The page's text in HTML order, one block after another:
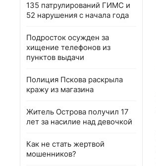
135 патрулирований ГИМС и
52 нарушения с начала года
Подросток осужден за
хищение телефонов из
пунктов выдачи
Полиция Пскова раскрыла
кражу из магазина
Житель Острова получил 17
лет за насилие над девочкой
Как не стать жертвой
мошенников?